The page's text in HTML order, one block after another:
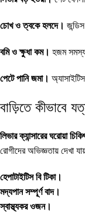
চোখ ও ত্বকে হলদে।
বমি ও ক্ষুধা কম। হজম
পেটে পানি জমা।
বাড়িতে কীভাবে
লিভার ক্যান্সারের ঘরোয়া
রোগীদের অভিজ্ঞতায় দেখা
হেপাটাইটিস বি টিকা।
মদ্যপান সম্পূর্ণ বাদ।
স্বাস্থ্যকর ওজন।